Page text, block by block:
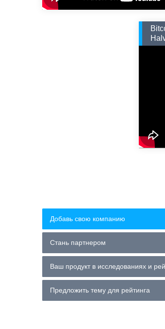
Добавь свою компанию
Стань партнером
Ваш продукт в исследованиях и
Предложить тему для рейтинга